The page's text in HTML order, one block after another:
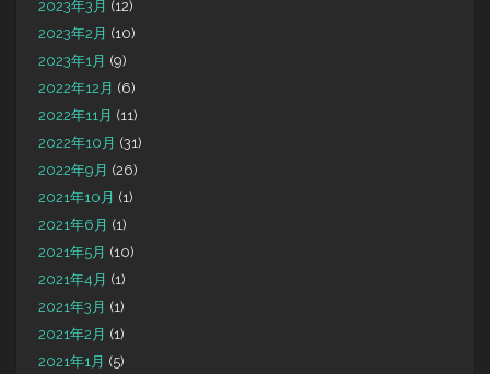
2023年3月 (12)
2023年2月 (10)
2023年1月 (9)
2022年12月 (6)
2022年11月 (11)
2022年10月 (31)
2022年9月 (26)
2021年10月 (1)
2021年6月 (1)
2021年5月 (10)
2021年4月 (1)
2021年3月 (1)
2021年2月 (1)
2021年1月 (5)